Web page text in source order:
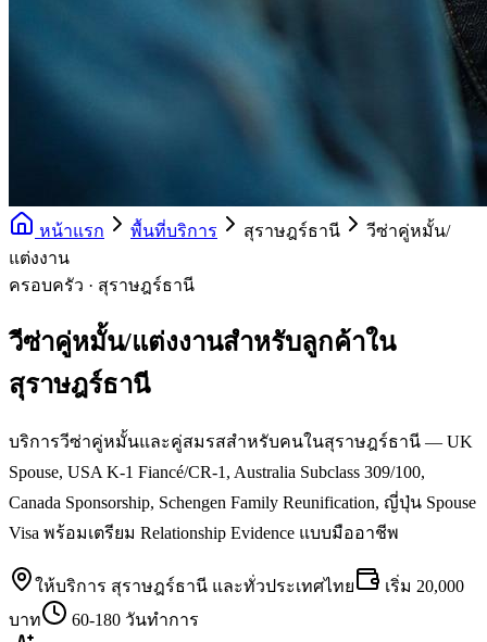
หน้าแรก พื้นที่บริการ สุราษฎร์ธานี
วีซ่าคู่หมั้น/
แต่งงาน
ครอบครัว · สุราษฎร์ธานี
วีซ่าคู่หมั้น/แต่งงานสำหรับลูกค้าใน
สุราษฎร์ธานี
บริการวีซ่าคู่หมั้นและคู่สมรสสำหรับคนในสุราษฎร์ธานี — UK
Spouse, USA K-1 Fiancé/CR-1, Australia Subclass 309/100,
Canada Sponsorship, Schengen Family Reunification, ญี่ปุ่น Spouse
Visa พร้อมเตรียม Relationship Evidence แบบมืออาชีพ
ให้บริการ สุราษฎร์ธานี และทั่วประเทศไทย เริ่ม 20,000
บาท
60-180 วันทำการ